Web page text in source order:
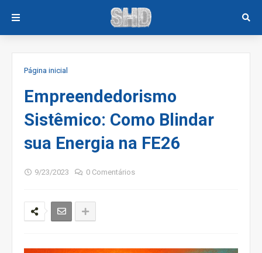
Página inicial
Empreendedorismo
Sistêmico: Como Blindar
sua Energia na FE26
9/23/2023 0 Comentários